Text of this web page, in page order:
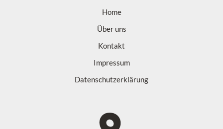
Home
Über uns
Kontakt
Impressum
Datenschutzerklärung